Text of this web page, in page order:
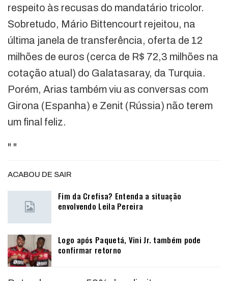
respeito às recusas do mandatário tricolor.
Sobretudo, Mário Bittencourt rejeitou, na
última janela de transferência, oferta de 12
milhões de euros (cerca de R$ 72,3 milhões na
cotação atual) do Galatasaray, da Turquia.
Porém, Arias também viu as conversas com
Girona (Espanha) e Zenit (Rússia) não terem
um final feliz.
" "
ACABOU DE SAIR
Fim da Crefisa? Entenda a situação
envolvendo Leila Pereira
Logo após Paquetá, Vini Jr. também pode
confirmar retorno